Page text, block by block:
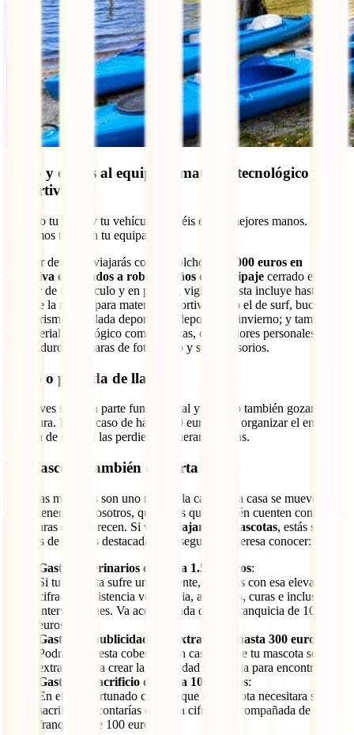
Robo y daños al equipaje, material tecnológico y
deportivo
No solo tu salud y tu vehículo estaréis en las mejores manos.
Cubrimos también tu equipaje.
A partir de ahora viajarás con un colchón de
1000 euros en
exclusiva destinados a robo y daños del equipaje cerrado en el
interior de tu vehículo y en parking vigilado. Esta incluye hasta el
50% de la misma para material deportivo como el de surf, buceo,
cicloturismo, escalada deportiva y deportes de invierno; y también el
de material tecnológico como tabletas, ordenadores personales,
discos duros, cámaras de foto/vídeo y sus accesorios.
Robo o pérdida de llaves
Las llaves son una parte fundamental y por ello también gozan de
cobertura. En ese caso de hasta 120 euros para organizar el envío y
entrega de estas si las perdieras o fueran robadas.
Tu mascota, también cubierta
Nuestras mascotas son uno más de la casa. Si la casa se mueve y
ellas vienen con nosotros, queremos que también cuenten con las
coberturas que merecen. Si vas a
viajar con mascotas, estás son
algunas de las más destacadas que seguro te interesa conocer:
Gastos veterinarios de hasta 1.500 euros:
Si tu mascota sufre un accidente, contarás con esa elevada
cifra para asistencia veterinaria, analíticas, curas e incluso
intervenciones. Va acompañada de una franquicia de 100
euros.
Gastos de publicidad por extravío de hasta 300 euros
Podrás usar esta cobertura, en caso de que tu mascota se
extravíe, para crear la publicidad necesaria para encontrarla.
Gastos de sacrificio de hasta 1000 euros:
En el desafortunado caso de que tu mascota necesitara ser
sacrificada, contarías con esta cifra. Va acompañada de una
franquicia de 100 euros.